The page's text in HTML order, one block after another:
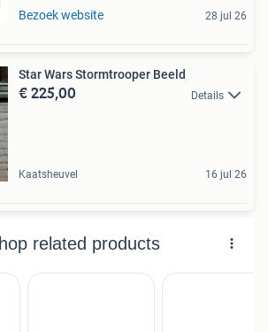
Bezoek website 28 jul 26
Star Wars Stormtrooper Beeld
€ 225,00 Details
Kaatsheuvel 16 jul 26